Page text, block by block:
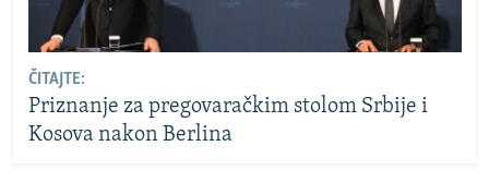
ČITAJTE:
Priznanje za pregovaračkim stolom Srbije i
Kosova nakon Berlina